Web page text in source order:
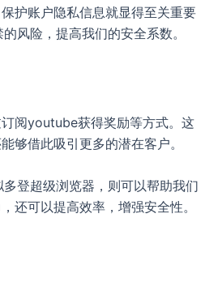
护账户隐私信息就显得至关重要
风险，提高我们的安全系数。
阅youtube获得奖励等方式。这
够借此吸引更多的潜在客户。
登超级浏览器，则可以帮助我们
还可以提高效率，增强安全性。